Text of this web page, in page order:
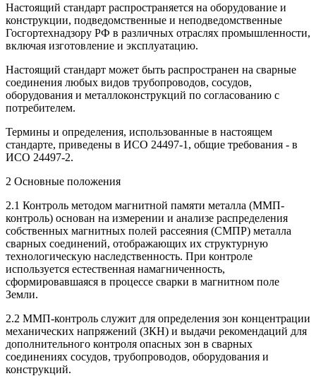
Настоящий стандарт распространяется на оборудование и
конструкции, подведомственные и неподведомственные
Госгортехнадзору РФ в различных отраслях промышленности,
включая изготовление и эксплуатацию.
Настоящий стандарт может быть распространен на сварные
соединения любых видов трубопроводов, сосудов,
оборудования и металлоконструкций по согласованию с
потребителем.
Термины и определения, использованные в настоящем
стандарте, приведены в ИСО 24497-1, общие требования - в
ИСО 24497-2.
2 Основные положения
2.1 Контроль методом магнитной памяти металла (ММП-
контроль) основан на измерении и анализе распределения
собственных магнитных полей рассеяния (СМПР) металла
сварных соединений, отображающих их структурную
технологическую наследственность. При контроле
используется естественная намагниченность,
сформировавшаяся в процессе сварки в магнитном поле
Земли.
2.2 ММП-контроль служит для определения зон концентрации
механических напряжений (ЗКН) и выдачи рекомендаций для
дополнительного контроля опасных зон в сварных
соединениях сосудов, трубопроводов, оборудования и
конструкций.